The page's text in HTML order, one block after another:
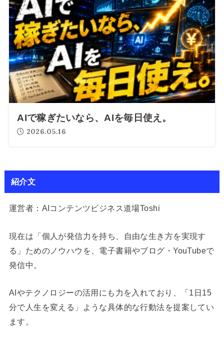
AIで稼ぎたいなら、AIを毎日使え。
2026.05.16
紹介文
運営者：AIコンテンツビジネス道場Toshi
現在は「個人が発信力を持ち、自由な生き方を実現す
る」ためのノウハウを、電子書籍やブログ・YouTubeで
発信中。
AIやテクノロジーの活用にも力を入れており、「1日15
分で人生を変える」ような具体的な行動法を提案してい
ます。